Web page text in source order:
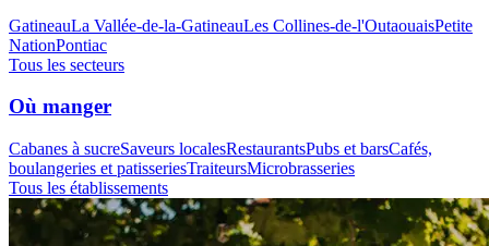
GatineauLa Vallée-de-la-GatineauLes Collines-de-l'OutaouaisPetite
NationPontiac
Tous les secteurs
Où manger
Cabanes à sucreSaveurs localesRestaurantsPubs et barsCafés,
boulangeries et patisseriesTraiteursMicrobrasseries
Tous les établissements